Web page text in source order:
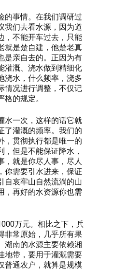
的事情。在我们调研过
我们去看水源，因为道
，不能开车过去，只能
就是楚自建，他楚老真
是亲自去的。正因为有
灌溉、浇水做到精细化
浇水，什么频率，浇多
情况进行调整，不仅记
的规定。
水一次，这样的话它就
了灌溉的频率。我们的
，贯彻执行都是唯一的
但是不能保证降水，
，就是你尽人事，尽人
你需要引水进来，保证
自哀牢山自然流淌的山
，再好的水资源你也需
万元。相比之下，兵
非常原始，几乎所有果
湖南的水源主要依赖湘
地带，要用于灌溉需要
普通农户，就算是规模